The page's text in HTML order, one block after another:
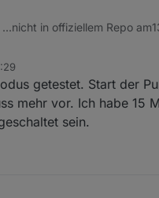
in offiziellem Repo am
getestet. Start der
mehr vor. Ich habe 15
sein.